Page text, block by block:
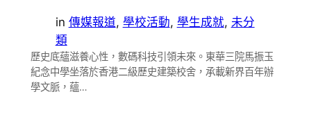
in 傳媒報道, 學校活動, 學生成就, 未分
類
歷史底蘊滋養心性，數碼科技引領未來。東華三院馬振玉
紀念中學坐落於香港二級歷史建築校舍，承載新界百年辦
學文脈，蘊…